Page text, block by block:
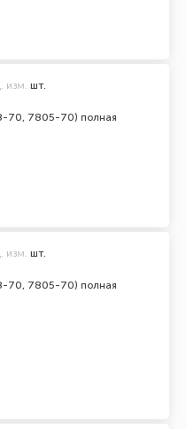
70, 7805-70) полная
изм. шт.
70, 7805-70) полная
изм. шт.